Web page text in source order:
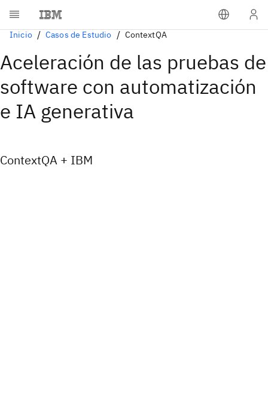
Inicio Casos de Estudio ContextQA
Aceleración de las pruebas de
software con automatización
e IA generativa
ContextQA + IBM